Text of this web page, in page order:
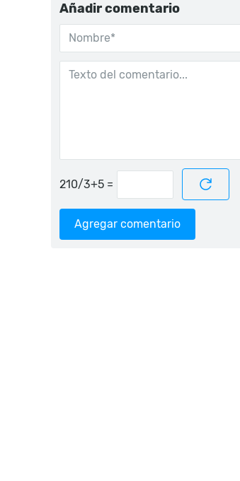
Añadir comentario
=
Agregar comentario